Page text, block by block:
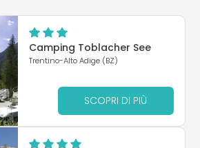
Camping Toblacher See
Trentino-Alto Adige (BZ)
SCOPRI DI PIÙ